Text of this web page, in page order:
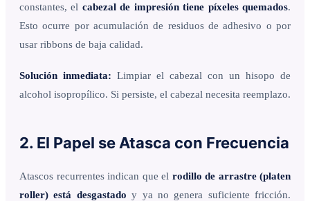
constantes, el cabezal de impresión tiene píxeles quemados.
Esto ocurre por acumulación de residuos de adhesivo o por
usar ribbons de baja calidad.
Solución inmediata: Limpiar el cabezal con un hisopo de
alcohol isopropílico. Si persiste, el cabezal necesita reemplazo.
2. El Papel se Atasca con Frecuencia
Atascos recurrentes indican que el rodillo de arrastre (platen
roller) está desgastado y ya no genera suficiente fricción.